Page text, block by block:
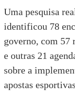
Uma pesquisa
identificou 78
governo, com 57
e outras 21
sobre a
apostas